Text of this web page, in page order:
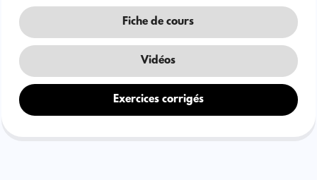
Fiche de cours
Vidéos
Exercices corrigés